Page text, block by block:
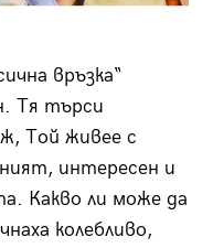
връзка“
Тя търси
Той живее с
интересен и
Какво ли може да
колебливо,